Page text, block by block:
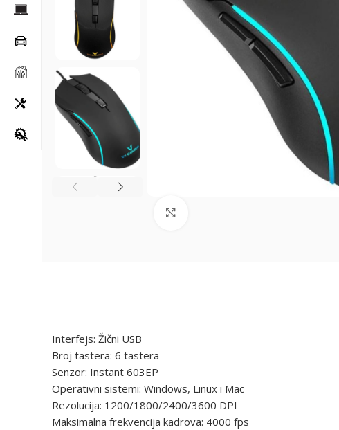
Interfejs: Žični USB
Broj tastera: 6 tastera
Senzor: Instant 603EP
Operativni sistemi: Windows, Linux i Mac
Rezolucija: 1200/1800/2400/3600 DPI
Maksimalna frekvencija kadrova: 4000 fps